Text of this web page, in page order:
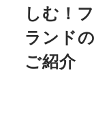
しむ！
ランド
ご紹介